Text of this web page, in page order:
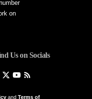
and Terms of
on
Us on Socials